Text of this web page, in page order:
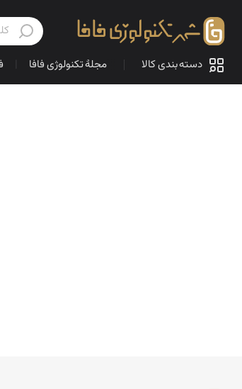
دسته بندی کالا مجلهٔ تکنولوژی فافا